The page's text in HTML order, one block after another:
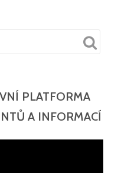
PLATFORMA
A INFORMACÍ